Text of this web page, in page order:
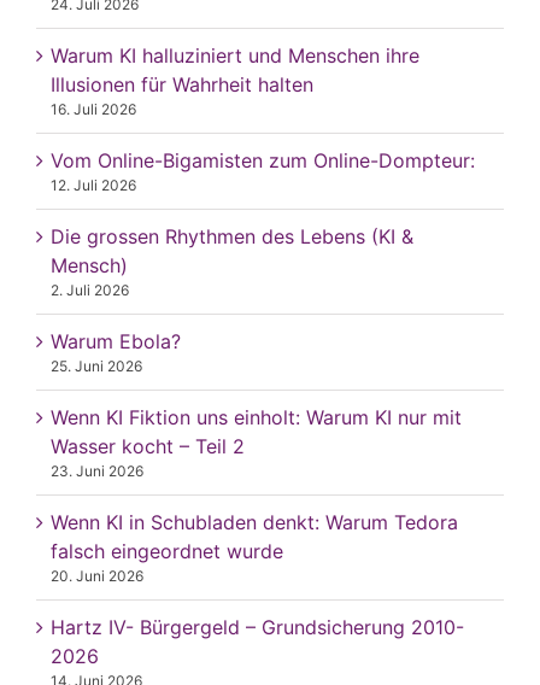
24. Juli 2026
Warum KI halluziniert und Menschen ihre
Illusionen für Wahrheit halten
16. Juli 2026
Vom Online-Bigamisten zum Online-Dompteur:
12. Juli 2026
Die grossen Rhythmen des Lebens (KI &
Mensch)
2. Juli 2026
Warum Ebola?
25. Juni 2026
Wenn KI Fiktion uns einholt: Warum KI nur mit
Wasser kocht – Teil 2
23. Juni 2026
Wenn KI in Schubladen denkt: Warum Tedora
falsch eingeordnet wurde
20. Juni 2026
Hartz IV- Bürgergeld – Grundsicherung 2010-
2026
14. Juni 2026